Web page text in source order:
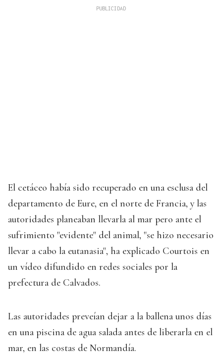
El cetáceo había sido recuperado en una esclusa del
departamento de Eure, en el norte de Francia, y las
autoridades planeaban llevarla al mar pero ante el
sufrimiento "evidente" del animal, "se hizo necesario
llevar a cabo la eutanasia", ha explicado Courtois en
un vídeo difundido en redes sociales por la
prefectura de Calvados.
Las autoridades preveían dejar a la ballena unos días
en una piscina de agua salada antes de liberarla en el
mar, en las costas de Normandía.